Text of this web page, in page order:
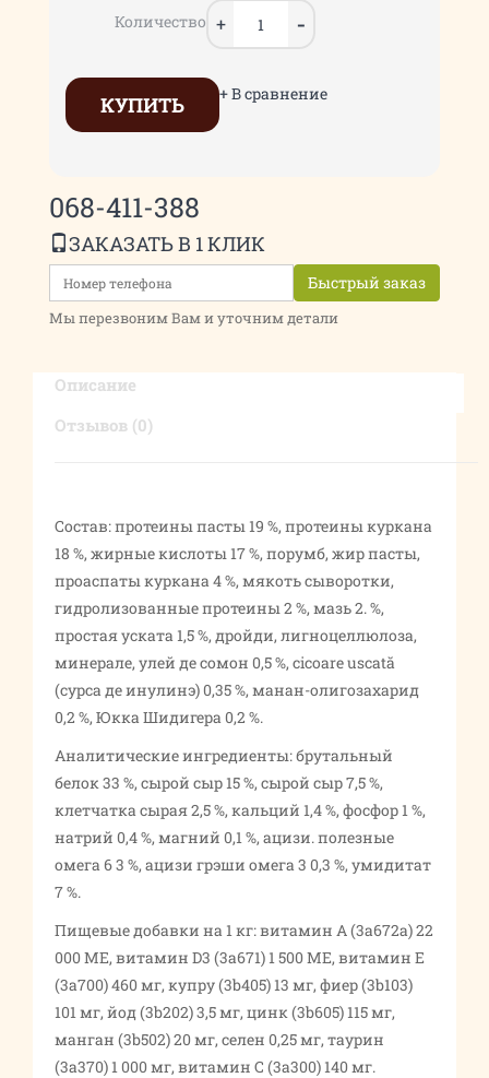
Количество
КУПИТЬ + В сравнение
068-411-388
ЗАКАЗАТЬ В 1 КЛИК
Быстрый заказ
Мы перезвоним Вам и уточним детали
Описание
Отзывов (0)
Состав: протеины пасты 19 %, протеины куркана
18 %, жирные кислоты 17 %, порумб, жир пасты,
проаспаты куркана 4 %, мякоть сыворотки,
гидролизованные протеины 2 %, мазь 2. %,
простая уската 1,5 %, дройди, лигноцеллюлоза,
минерале, улей де сомон 0,5 %, cicoare uscată
(сурса де инулинэ) 0,35 %, манан-олигозахарид
0,2 %, Юкка Шидигера 0,2 %.
Аналитические ингредиенты: брутальный
белок 33 %, сырой сыр 15 %, сырой сыр 7,5 %,
клетчатка сырая 2,5 %, кальций 1,4 %, фосфор 1 %,
натрий 0,4 %, магний 0,1 %, ацизи. полезные
омега 6 3 %, ацизи грэши омега 3 0,3 %, умидитат
7 %.
Пищевые добавки на 1 кг: витамин А (3a672a) 22
000 МЕ, витамин D3 (3a671) 1 500 МЕ, витамин E
(3a700) 460 мг, купру (3b405) 13 мг, фиер (3b103)
101 мг, йод (3b202) 3,5 мг, цинк (3b605) 115 мг,
манган (3b502) 20 мг, селен 0,25 мг, таурин
(3a370) 1 000 мг, витамин C (3a300) 140 мг.